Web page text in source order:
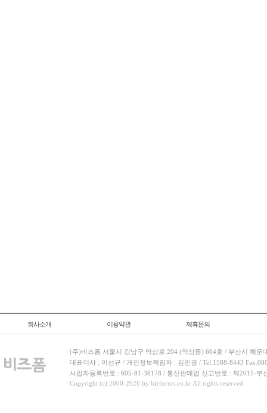
회사소개 이용약관 제휴문의
(주)비즈폼 서울시 강남구 역삼로 204 (역삼동) 604호 / 부산시 해운
대표이사 : 이선규 / 개인정보책임자 : 김민경 / Tel.1588-8443
사업자등록번호 : 605-81-38178 / 통신판매업 신고번호 : 제2015-부
Copyright (c) 2000-2026 by bizforms.co.kr All rights reserved.